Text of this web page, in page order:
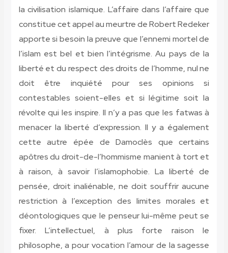
la civilisation islamique. L’affaire dans l’affaire que
constitue cet appel au meurtre de Robert Redeker
apporte si besoin la preuve que l’ennemi mortel de
l’islam est bel et bien l’intégrisme. Au pays de la
liberté et du respect des droits de l’homme, nul ne
doit être inquiété pour ses opinions si
contestables soient-elles et si légitime soit la
révolte qui les inspire. Il n’y a pas que les fatwas à
menacer la liberté d’expression. Il y a également
cette autre épée de Damoclès que certains
apôtres du droit-de-l’hommisme manient à tort et
à raison, à savoir l’islamophobie. La liberté de
pensée, droit inaliénable, ne doit souffrir aucune
restriction à l’exception des limites morales et
déontologiques que le penseur lui-même peut se
fixer. L’intellectuel, à plus forte raison le
philosophe, a pour vocation l’amour de la sagesse